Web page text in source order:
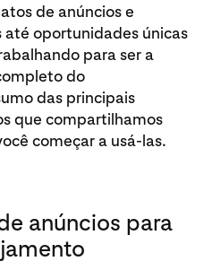
de anúncios e
oportunidades únicas
para ser a
do
das principais
que compartilhamos
começar a usá-las.
anúncios para